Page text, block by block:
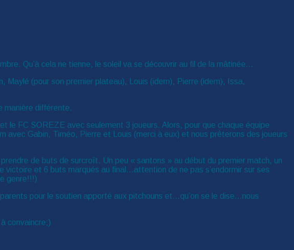
Qu’à cela ne tienne, le soleil va se découvrir au fil de la mâtinée…
Maylé (pour son premier plateau), Louis (idem), Pierre (idem), Issa,
manière différente.
le FC SOREZE avec seulement 3 joueurs. Alors, pour que chaque équipe
avec Gabin, Timéo, Pierre et Louis (merci à eux) et nous prêterons des joueurs
de buts de surcroît. Un peu « santons » au début du premier match, un
et 6 buts marqués au final…attention de ne pas s’endormir sur ses
genre!!!)
pour le soutien apporté aux pitchouns et…qu’on se le dise…nous
convaincre;)